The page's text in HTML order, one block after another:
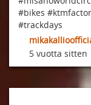
#bikes
#trackdays
5 vuotta sitten